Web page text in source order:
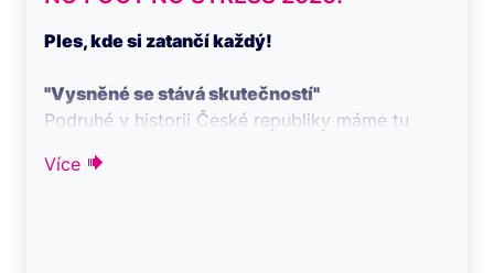
Ples, kde si zatančí každý!
"Vysněné se stává skutečností"
Podruhé v historii České republiky máme tu
Více